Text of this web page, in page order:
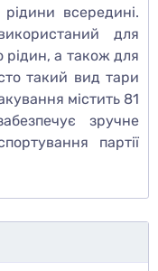
рідини всередині.
для
рідин, а також для
такий вид тари
містить 81
зручне
партії